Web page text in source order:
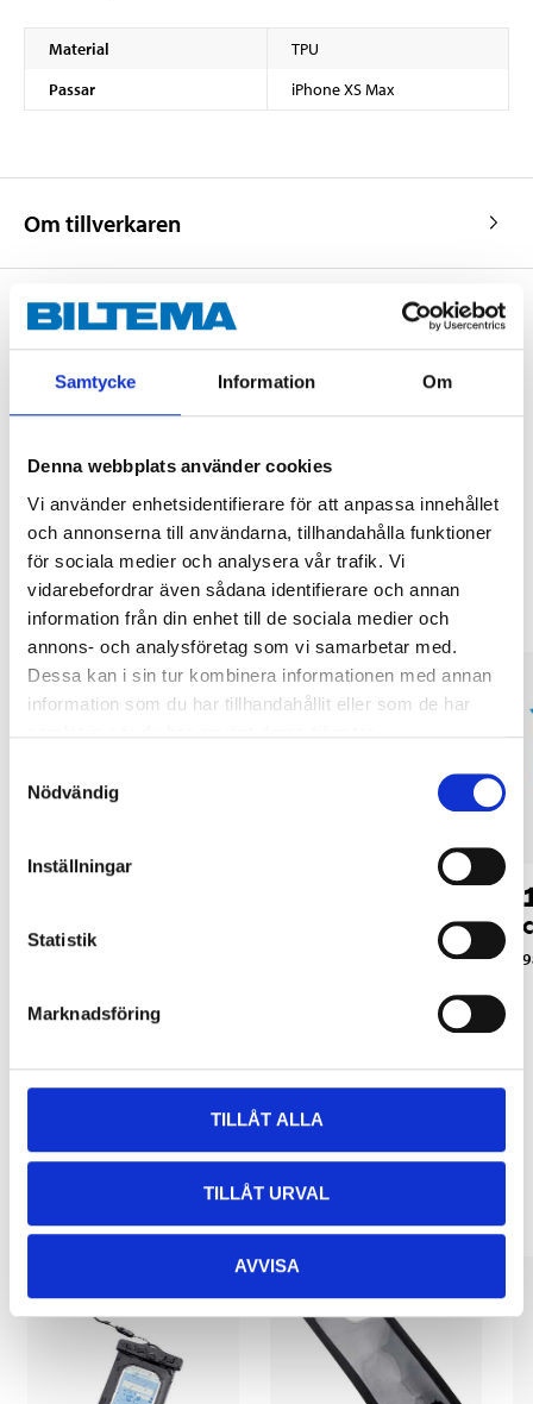
Samtycke Information Om
Denna webbplats använder cookies
Vi använder enhetsidentifierare för att anpassa innehållet
och annonserna till användarna, tillhandahålla funktioner
för sociala medier och analysera vår trafik. Vi
vidarebefordrar även sådana identifierare och annan
information från din enhet till de sociala medier och
annons- och analysföretag som vi samarbetar med.
Dessa kan i sin tur kombinera informationen med annan
information som du har tillhandahållit eller som de har
Nödvändig
Inställningar
Statistik
Marknadsföring
TILLÅT ALLA
TILLÅT URVAL
AVVISA
Material
TPU
Passar
iPhone XS Max
Om tillverkaren
Köp & Hämta i ditt varuhus inom 2 timmar! För mer information om
tjänsten och våra villkor.
Andra kunder köpte också
Skärmskydd av glas,
Skärmskydd av glas,
Relaterade produkter